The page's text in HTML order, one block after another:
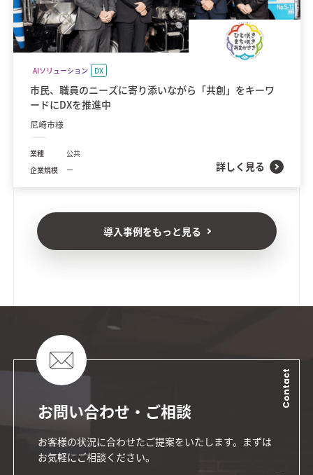
AIソリューション DX
市民、職員のニーズに寄り添いながら「共創」をキーワ
ードにDXを推進中
尼崎市様
業種
公共
企業規模
ー 詳しく見る
導入事例をもっと見る
お問い合わせ・ご相談
お客様の状況に合わせたご提案をいたします。まずは
お気軽にご相談ください。
Contact